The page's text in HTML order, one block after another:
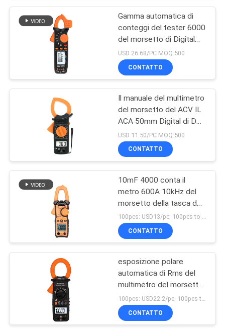
Calibratore trattato
multifunzionale
16
Tester di resistenza
di terra di Digital
termometro
infrarosso tenuto in
mano
Gamma automatica di
conteggi del tester 6000
del morsetto di Digital
del multimetro di MINI
True RMS
USD 26.68/PC MOQ:500
CONTATTO
Il manuale del multimetro
del morsetto del ACV IL
ACA 50mm Digital di DCV
varia esposizione LCD
USD 11.50/PC MOQ:500
CONTATTO
10mF 4000 conta il
metro 600A 10kHz del
morsetto della tasca del
multimetro con gli
impiegati
100pcs: USD13/pc; 100pcs to 500pcs: USD12.5/pc; 500pcs to 1000pcs: USD12/pc; Above 3000pcs: USD11.5/pc MOQ:300
CONTATTO
esposizione polare
automatica di Rms del
multimetro del morsetto
di 600A Pinza Digital vera100pcs: USD22.2/pc; 100pcs to 500pcs: USD21.2/pc; 500pcs to 1000pcs: USD20.2/pc; Above 3000pcs: USD19.2/pc MOQ:100PCS
CONTATTO